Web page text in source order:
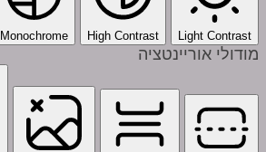
Light Contrast
High Contrast
Monochrome
מודולי אוריינטציה